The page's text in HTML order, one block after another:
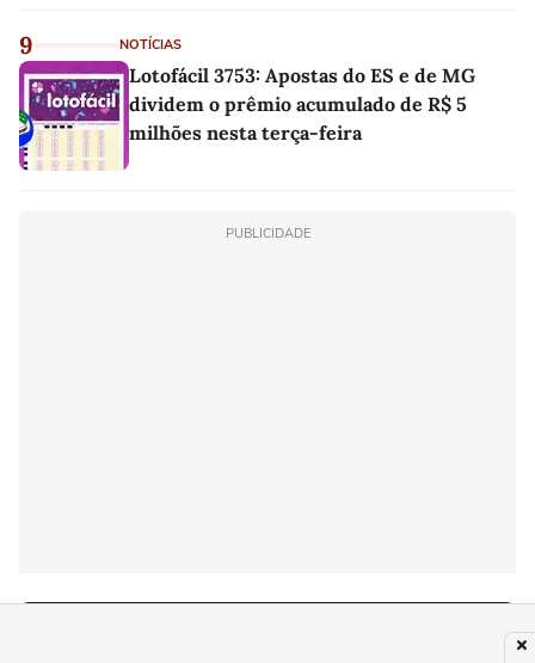
9 NOTÍCIAS
Lotofácil 3753: Apostas do ES e de MG
dividem o prêmio acumulado de R$ 5
milhões nesta terça-feira
PUBLICIDADE